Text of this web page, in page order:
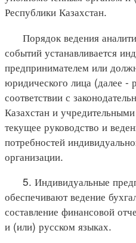
Республики Казахстан.
Порядок ведения
событий устанавливается
предпринимателем или
юридического лица (далее -
соответствии с
Казахстан и
текущее руководство и
потребностей
организации.
5. Индивидуальные
обеспечивают ведение
составление финансовой
и (или) русском языках.